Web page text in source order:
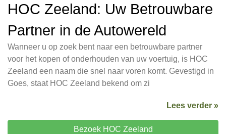
HOC Zeeland: Uw Betrouwbare
Partner in de Autowereld
Wanneer u op zoek bent naar een betrouwbare partner
voor het kopen of onderhouden van uw voertuig, is HOC
Zeeland een naam die snel naar voren komt. Gevestigd in
Goes, staat HOC Zeeland bekend om zi
Lees verder »
Bezoek HOC Zeeland